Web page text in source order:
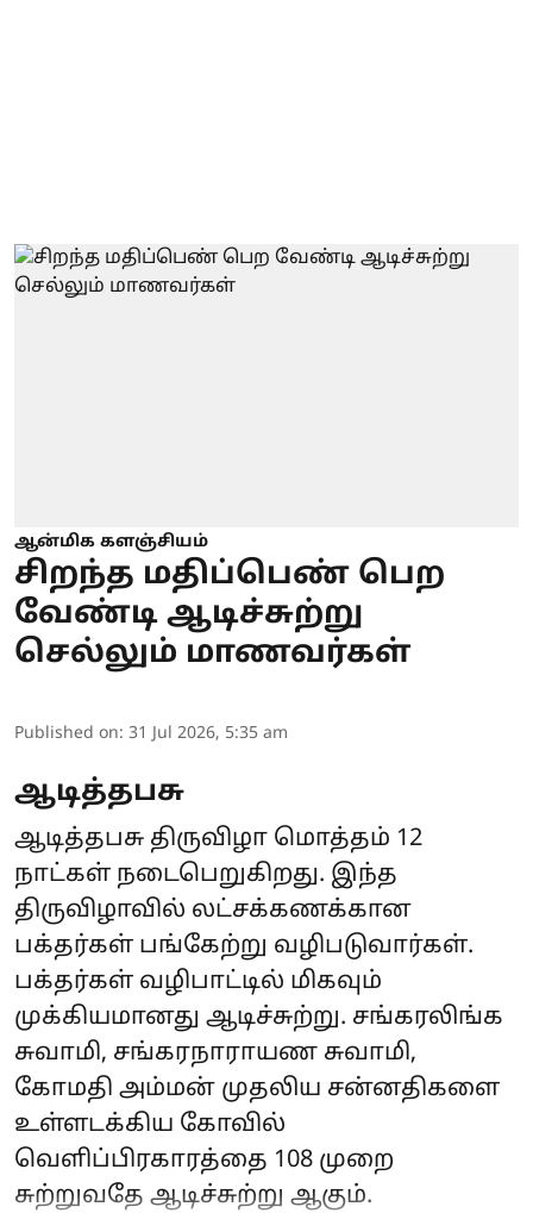
ஆன்மிக களஞ்சியம்
சிறந்த மதிப்பெண் பெற
வேண்டி ஆடிச்சுற்று
செல்லும் மாணவர்கள்
Published on: 31 Jul 2026, 5:35 am
ஆடித்தபசு
ஆடித்தபசு திருவிழா மொத்தம் 12
நாட்கள் நடைபெறுகிறது. இந்த
திருவிழாவில் லட்சக்கணக்கான
பக்தர்கள் பங்கேற்று வழிபடுவார்கள்.
பக்தர்கள் வழிபாட்டில் மிகவும்
முக்கியமானது ஆடிச்சுற்று. சங்கரலிங்க
சுவாமி, சங்கரநாராயண சுவாமி,
கோமதி அம்மன் முதலிய சன்னதிகளை
உள்ளடக்கிய கோவில்
வெளிப்பிரகாரத்தை 108 முறை
சுற்றுவதே ஆடிச்சுற்று ஆகும்.